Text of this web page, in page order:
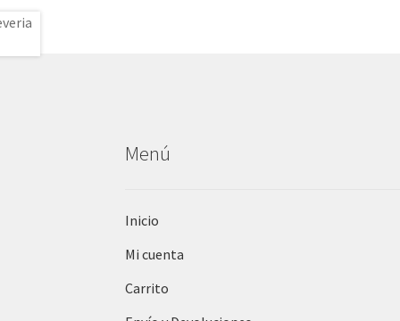
Menú
Inicio
Mi cuenta
Carrito